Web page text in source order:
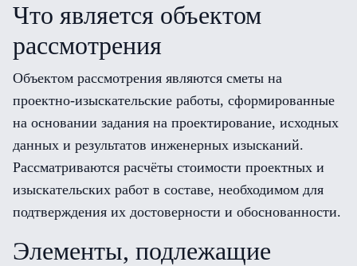
Что является объектом
рассмотрения
Объектом рассмотрения являются сметы на
проектно-изыскательские работы, сформированные
на основании задания на проектирование, исходных
данных и результатов инженерных изысканий.
Рассматриваются расчёты стоимости проектных и
изыскательских работ в составе, необходимом для
подтверждения их достоверности и обоснованности.
Элементы, подлежащие